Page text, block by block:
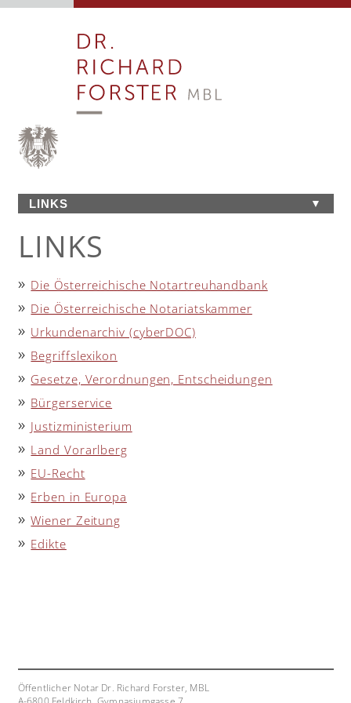
LINKS ▼
GARANTIERTE RECHTSSICHERHEIT
DIENSTLEISTUNGEN
ANFAHRT
LINKS
LINKS
Die Österreichische Notartreuhandbank
Die Österreichische Notariatskammer
Urkundenarchiv (cyberDOC)
Begriffslexikon
Gesetze, Verordnungen, Entscheidungen
Bürgerservice
Justizministerium
Land Vorarlberg
EU-Recht
Erben in Europa
Wiener Zeitung
Edikte
Öffentlicher Notar Dr. Richard Forster, MBL